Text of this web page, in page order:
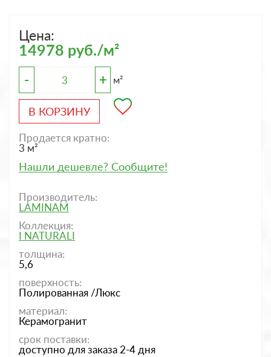
Цена:
14978 руб./м²
- + м²
В КОРЗИНУ
Продается кратно:
3 м²
Нашли дешевле? Сообщите!
Производитель:
LAMINAM
Коллекция:
I NATURALI
толщина:
5,6
поверхность:
Полированная /Люкс
материал:
Керамогранит
срок поставки:
доступно для заказа 2-4 дня